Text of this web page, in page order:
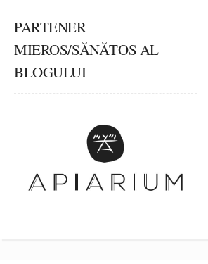
PARTENER
MIEROS/SĂNĂTOS AL
BLOGULUI